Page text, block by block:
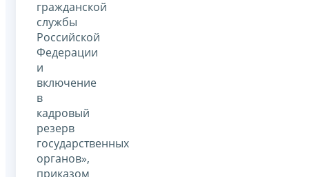
гражданской
службы
Российской
Федерации
и
включение
в
кадровый
резерв
государственных
органов»,
приказом